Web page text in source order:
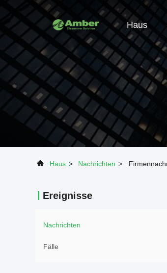
Haus
Haus > Nachrichten >
Ereignisse
Nachrichten
Fälle